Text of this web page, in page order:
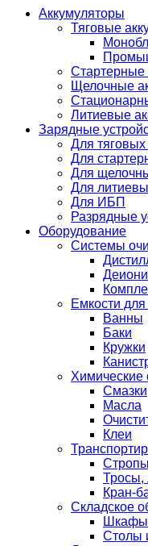
Аккумуляторы
Тяговые
Стартерные
Щелочные
Литиевые
Зарядные
Для
Для
Для
Для
Для ИБП
Разрядные
Оборудование
Системы
Емкости
Ванны
Баки
Кружки
Химические
Смазки
Масла
Клеи
Тросы,
Кран-
Складское
Шкафы
Столы